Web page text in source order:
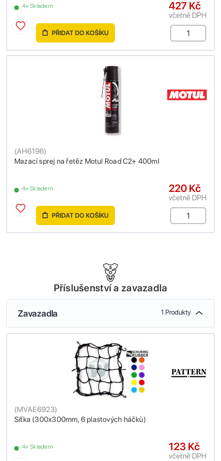
4+ Skladem 427 Kč
včetně DPH
PŘIDAT DO KOŠÍKU
Mazací sprej na řetěz Motul Road C2+ 400ml
(AH6196)
4+ Skladem 220 Kč
včetně DPH
PŘIDAT DO KOŠÍKU
Příslušenství a zavazadla
Zavazadla 1 Produkty
Síťka (300x300mm, 6 plastových háčků)
(MVAE6923)
4+ Skladem 123 Kč
včetně DPH